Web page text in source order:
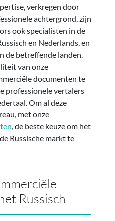
verkregen door
achtergrond, zijn
ook specialisten in de
en Nederlands, en
de betreffende landen.
van onze
documenten te
professionele vertalers
Om al deze
met onze
, de beste keuze om het
Russische markt te
Russisch